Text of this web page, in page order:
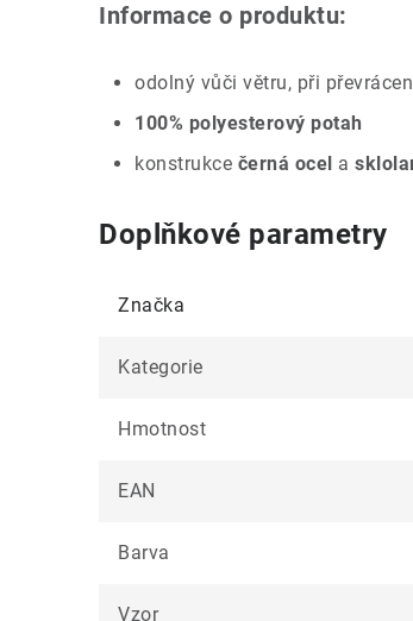
Informace o produktu:
odolný vůči větru, při
100% polyesterový potah
konstrukce černá ocel a
Doplňkové parametry
Značka
Kategorie
Hmotnost
EAN
Barva
Vzor